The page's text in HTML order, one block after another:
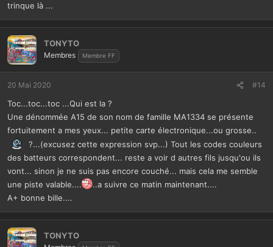
trinque là ...
TONYTO
Membres Membre FF
20 Mai 2020 #14
Toc...toc...toc ...Qui est la ?
Une dénommée A15 de son nom de famille MA1334 se présente
fortuitement a mes yeux... petite carte électronique...ou grosse..
?...(excusez cette expression svp...) Tout les codes couleurs
des batteurs correspondent... reste a voir d autres fils jusqu'ou ils
vont... sinon je ne suis pas encore couché... mais cela me semble
une piste valable....
..a suivre ce matin maintenant....
A+ bonne bille....
TONYTO